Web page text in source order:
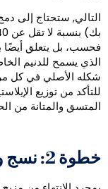
ستحتاج إلى دمج
بل يتعلق أيضًا
يسمح للدنيم الخاص
الأصلي في كل مرة..
من توزيع
والمتانة من
نسج ومتماسكة للمرونة والقوة